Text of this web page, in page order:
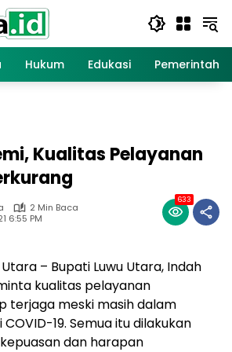
Hukum Edukasi
Kualitas Pelayanan
2 Min Baca
6:55 PM
633
Utara – Bupati Luwu Utara, Indah
kualitas pelayanan
terjaga meski masih dalam
19. Semua itu dilakukan
dan harapan